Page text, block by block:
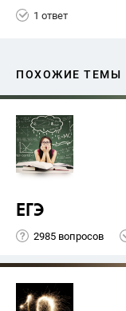
1 ответ
ПОХОЖИЕ ТЕМЫ
ЕГЭ
2985 вопросов